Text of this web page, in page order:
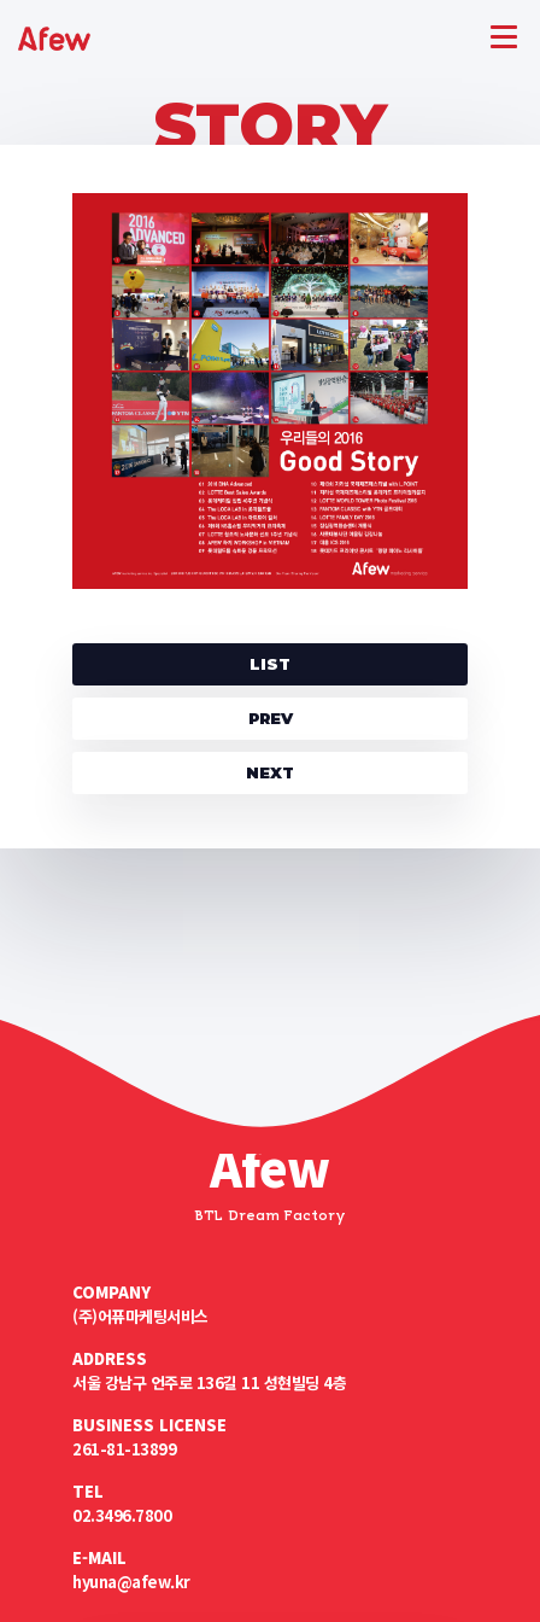
STORY
LIST
PREV
NEXT
Afew
BTL Dream Factory
COMPANY
(주)어퓨마케팅서비스
ADDRESS
서울 강남구 언주로 136길 11 성현빌딩 4층
BUSINESS LICENSE
261-81-13899
TEL
02.3496.7800
E-MAIL
hyuna@afew.kr